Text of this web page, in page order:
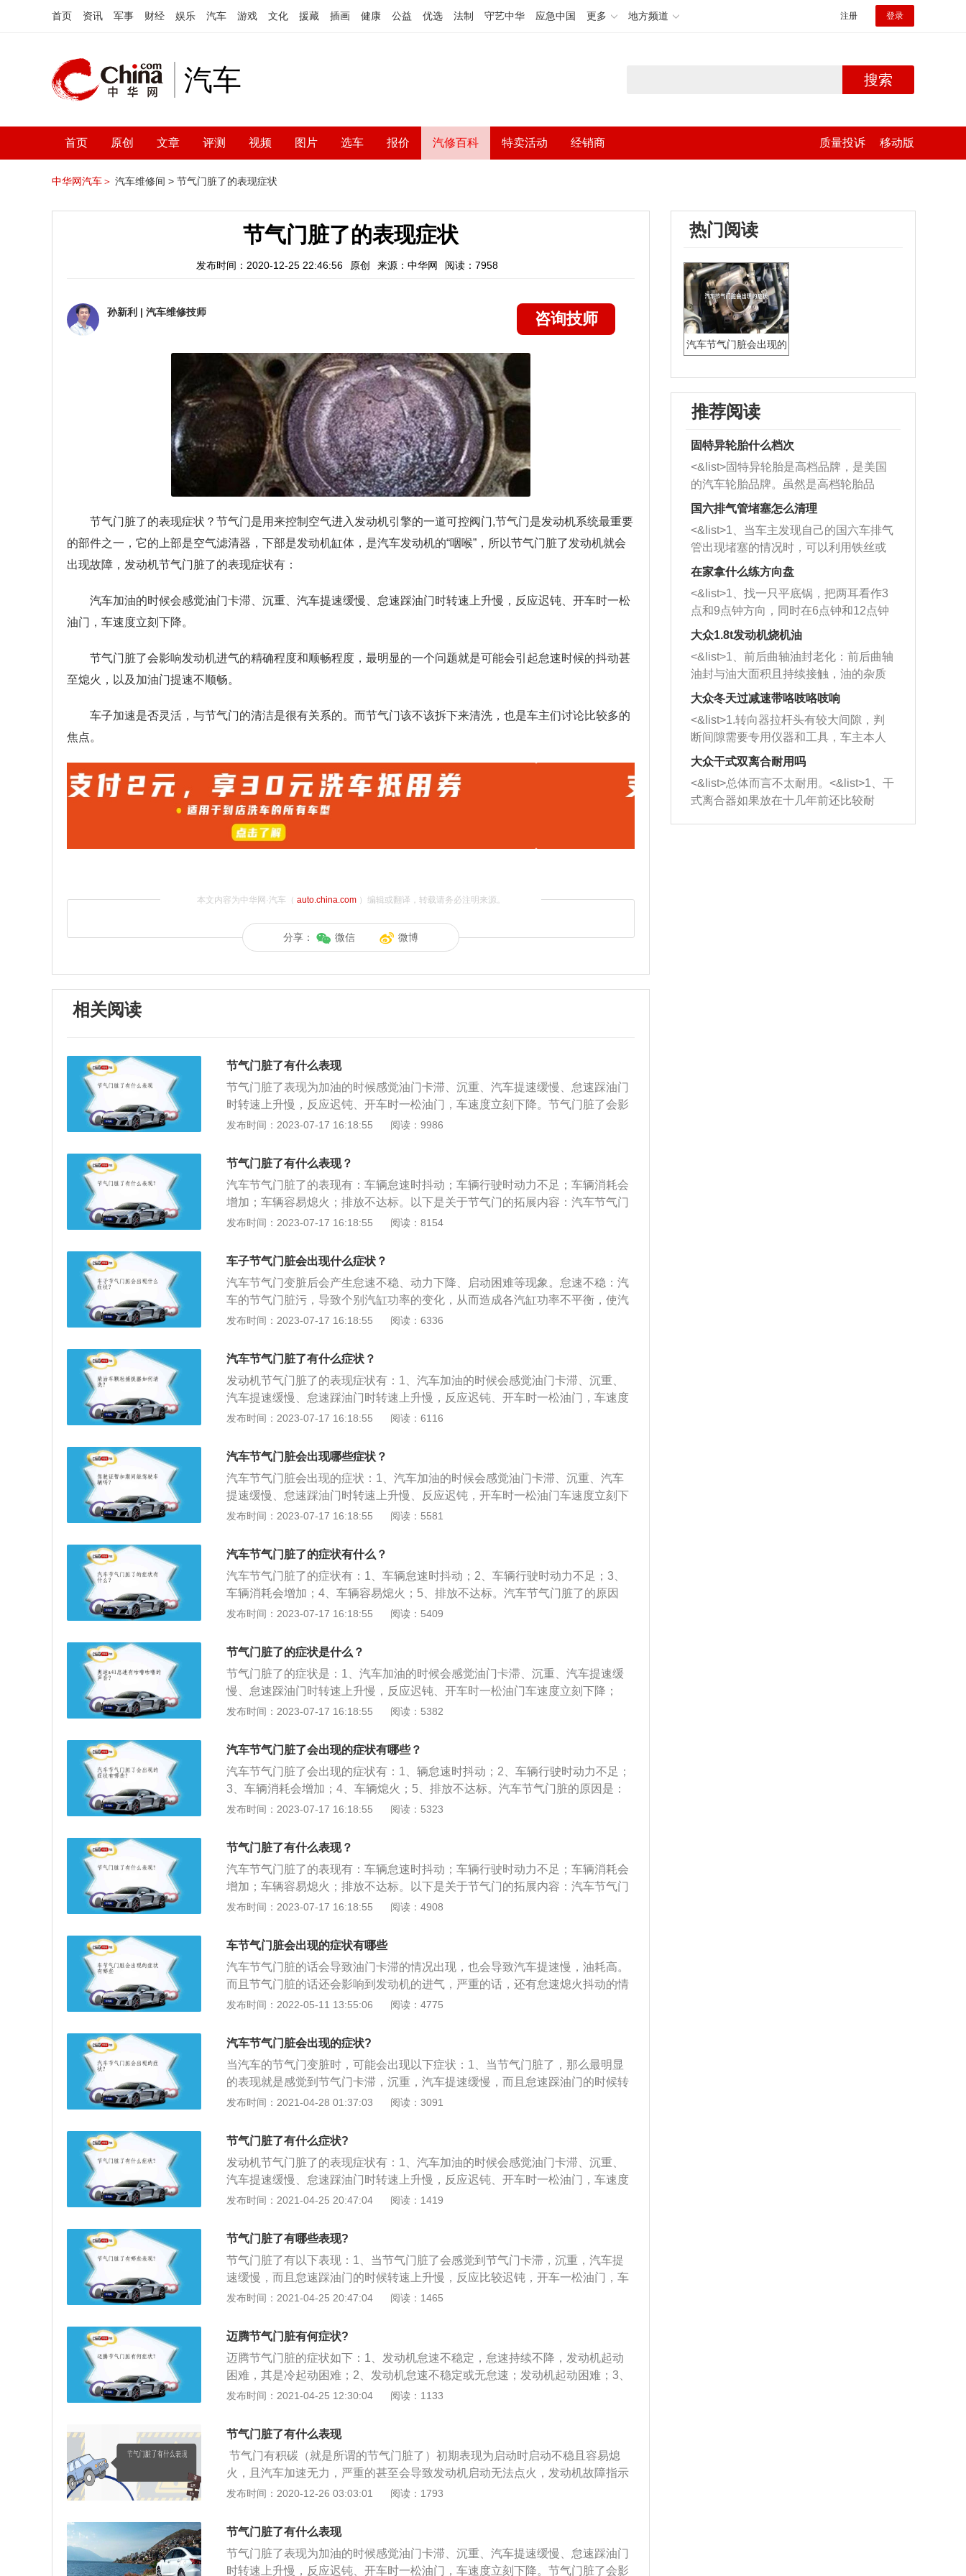
首页 资讯 军事 财经 娱乐 汽车 游戏 文化 援藏 插画 健康 公益 优选 法制 守艺中华 应急中国 更多 地方频道 注册 登录
汽车 搜索
首页 原创 文章 评测 视频 图片 选车 报价 汽修百科 特卖活动 经销商 质量投诉 移动版
中华网汽车＞ 汽车维修间 > 节气门脏了的表现症状
节气门脏了的表现症状
发布时间：2020-12-25 22:46:56 原创 来源：中华网 阅读：7958
孙新利 | 汽车维修技师 咨询技师
节气门脏了的表现症状？ 节气门是用来控制空气进入发动机引擎的一道可控阀门,节气门是发动机系统最重要
的部件之一，它的上部是空气滤清器，下部是发动机缸体，是汽车发动机的“咽喉”，所以节气门脏了发动机就会
出现故障，发动机节气门脏了的表现症状有：
汽车加油的时候会感觉油门卡滞、沉重、汽车提速缓慢、怠速踩油门时转速上升慢，反应迟钝、开车时一松
油门，车速度立刻下降。
节气门脏了会影响发动机进气的精确程度和顺畅程度，最明显的一个问题就是可能会引起怠速时候的抖动甚
至熄火，以及加油门提速不顺畅。
车子加速是否灵活，与节气门的清洁是很有关系的。而节气门该不该拆下来清洗，也是车主们讨论比较多的
焦点。
本文内容为中华网·汽车（ auto.china.com）编辑或翻译，转载请务必注明来源。
分享： 微信 微博
相关阅读
节气门脏了有什么表现
节气门脏了表现为加油的时候感觉油门卡滞、沉重、汽车提速缓慢、怠速踩油门
时转速上升慢，反应迟钝、开车时一松油门，车速度立刻下降。节气门脏了会影
响发动机进气的精确程度和顺畅程度，最明显的一个问题就是可能会引起怠速时
括汽油和空气）的主要阀门，是发动机供油系统的重要组成部分，节气门积碳会
导致发动机供油量减少，节气门一般装在发动机进气管之前，连接着发动机缸
体。节气门的推荐清理时间为每2万公里清理一次，不过具体还是根据发动机的
使用情况来定，清洗节气门时可以不拆解，但是一定要把进气的密封部位清洗干
净，怠速马达必须拆下来才能够清洗干净，喷油嘴拆卸清洗和免拆清洗各有利
气的密封部位清洗干净，怠速马达必须拆下来才能够清洗干净，喷油嘴拆解清洗
和免拆各有利弊。一般情况下维修站建议免拆洗，防止出现其他不必要的浪费，
拆下来后需要更换密封圈或者其他一些垫片的安装，或者在拆装过程中出现漏
发布时间：2023-07-17 16:18:55 阅读：9986
节气门脏了有什么表现？
汽车节气门脏了的表现有：车辆怠速时抖动；车辆行驶时动力不足；车辆消耗会
增加；车辆容易熄火；排放不达标。以下是关于节气门的拓展内容：汽车节气门
脏了的原因：进气滤芯过滤不良，周围环境灰尘大；机油质量较差，蒸发量大；
出的进气管道；将钥匙拧开，踩住油门踏板；将清洗剂喷在棉布上，对节气门内
部进行清洁；对节气门进行反复擦拭即可。
发布时间：2023-07-17 16:18:55 阅读：8154
车子节气门脏会出现什么症状？
汽车节气门变脏后会产生怠速不稳、动力下降、启动困难等现象。怠速不稳：汽
车的节气门脏污，导致个别汽缸功率的变化，从而造成各汽缸功率不平衡，使汽
车出现怠速不稳的情况，此时需要及时清洗或更换新的节气门。动力下降：节气
低，发动机可燃混合气体过浓，点火能量变少，进而导致汽车动力下降。此时需
要及时清洗或更换新的节气门。启动困难：节气门变脏可能使节气门的开度产生
误差，使有杂质的空气进入发动机燃烧室，导致汽车启动困难，需要及时清洗或
更换新的节气门。
发布时间：2023-07-17 16:18:55 阅读：6336
汽车节气门脏了有什么症状？
发动机节气门脏了的表现症状有：1、汽车加油的时候会感觉油门卡滞、沉重、
汽车提速缓慢、怠速踩油门时转速上升慢，反应迟钝、开车时一松油门，车速度
立刻下降。2、节气门脏了会影响发动机进气的精确程度和顺畅程度，最明显的
容扩展：1、主要是用车环境，进气滤芯过滤不好，周围环境灰尘大，会导致节
气门变脏。2、机油品种不行，蒸发量大，会导致节气门变脏。3、曲轴箱当中的
机油蒸汽和杂质的产生，会导致节气门变脏。4、熄火后，节气门不可能很严
密，吸入一些灰尘，积少成多，导致节气门变脏。
发布时间：2023-07-17 16:18:55 阅读：6116
汽车节气门脏会出现哪些症状？
汽车节气门脏会出现的症状：1、汽车加油的时候会感觉油门卡滞、沉重、汽车
提速缓慢、怠速踩油门时转速上升慢、反应迟钝，开车时一松油门车速度立刻下
降；2、影响发动机进气的精确程度和顺畅程度，明显的一个问题就是可能会引
车环境、进气滤芯过滤不好、周围环境灰尘大；2、机油品种不行、蒸发量大；
3、曲轴箱当中的机油蒸汽和杂质产生的；4、熄火后节气门不可能很严密，吸入
一些灰尘。
发布时间：2023-07-17 16:18:55 阅读：5581
汽车节气门脏了的症状有什么？
汽车节气门脏了的症状有：1、车辆怠速时抖动；2、车辆行驶时动力不足；3、
车辆消耗会增加；4、车辆容易熄火；5、排放不达标。汽车节气门脏了的原因
是：1、进气滤芯过滤不良，周围环境灰尘大；2、机油质量较差，蒸发量大；
除节气门出的进气管道；2、将钥匙拧开，踩住油门踏板；3、将清洗剂喷在棉布
上，对节气门内部进行清洁；4、对节气门进行反复擦拭即可。
发布时间：2023-07-17 16:18:55 阅读：5409
节气门脏了的症状是什么？
节气门脏了的症状是：1、汽车加油的时候会感觉油门卡滞、沉重、汽车提速缓
慢、怠速踩油门时转速上升慢，反应迟钝、开车时一松油门车速度立刻下降；
2、影响发动机进气的精确程度和顺畅程度，明显的一个问题就是可能会引起怠
境、进气滤芯过滤不好、周围环境灰尘大；2、机油品种不行、蒸发量大；3、曲
轴箱当中的机油蒸汽和杂质产生的；4、熄火后节气门不可能很严密，吸入一些
灰尘，积少成多。
发布时间：2023-07-17 16:18:55 阅读：5382
汽车节气门脏了会出现的症状有哪些？
汽车节气门脏了会出现的症状有：1、辆怠速时抖动；2、车辆行驶时动力不足；
3、车辆消耗会增加；4、车辆熄火；5、排放不达标。汽车节气门脏的原因是：
1、进气滤芯过滤不好，周围环境灰尘大；2、机油质量不好，蒸发量大；3、曲
门，气体进入进气管后会和汽油混合变成可燃混合气，从而燃烧形成做功，其工
作原理是：控制汽车发动机进气量，行车电脑再根据空气流量传感器的数值判断
喷油量的多少。
发布时间：2023-07-17 16:18:55 阅读：5323
节气门脏了有什么表现？
汽车节气门脏了的表现有：车辆怠速时抖动；车辆行驶时动力不足；车辆消耗会
增加；车辆容易熄火；排放不达标。以下是关于节气门的拓展内容：汽车节气门
脏了的原因：进气滤芯过滤不良，周围环境灰尘大；机油质量较差，蒸发量大；
出的进气管道；将钥匙拧开，踩住油门踏板；将清洗剂喷在棉布上，对节气门内
部进行清洁；对节气门进行反复擦拭即可。
发布时间：2023-07-17 16:18:55 阅读：4908
车节气门脏会出现的症状有哪些
汽车节气门脏的话会导致油门卡滞的情况出现，也会导致汽车提速慢，油耗高。
而且节气门脏的话还会影响到发动机的进气，严重的话，还有怠速熄火抖动的情
况出现。节气门脏的话对车子是有影响的，所以在日常驾驶中，我们要注意对汽
好，会导致节气门失效，去4S店进行拆洗就可以了。除了清洗之外，平时车主的
驾驶环境也要注意，如果是扬尘比较大的路段的话，会影响到节气门的使用，开
车的时候添加合适标号的机油，也可以延长节气门的使用寿命。
发布时间：2022-05-11 13:55:06 阅读：4775
汽车节气门脏会出现的症状?
当汽车的节气门变脏时，可能会出现以下症状：1、当节气门脏了，那么最明显
的表现就是感觉到节气门卡滞，沉重，汽车提速缓慢，而且怠速踩油门的时候转
速上升慢，反应比较迟钝，开车一松油门，车的速度就会立刻下降；2、会直接
的抖动甚至是熄火，以及加油门提速不顺畅；3、节气门脏到一定程度，已经影
响发动机的工作，就需要进行清洗了，此时行车电脑自我调节的进气量控制就不
准确了，发动机工作就可能受到影响。
发布时间：2021-04-28 01:37:03 阅读：3091
节气门脏了有什么症状?
发动机节气门脏了的表现症状有：1、汽车加油的时候会感觉油门卡滞、沉重、
汽车提速缓慢、怠速踩油门时转速上升慢，反应迟钝、开车时一松油门，车速度
立刻下降；2、节气门脏了会影响发动机进气的精确程度和顺畅程度，最明显的
3、一般做节气门的清洗周期大概为2万～3万公里左右。但也要根据车辆情况和
驾驶习惯不同而定，如果在使用过程中路况不好，或者经常低速行驶，则需要提
前换。
发布时间：2021-04-25 20:47:04 阅读：1419
节气门脏了有哪些表现?
节气门脏了有以下表现：1、当节气门脏了会感觉到节气门卡滞，沉重，汽车提
速缓慢，而且怠速踩油门的时候转速上升慢，反应比较迟钝，开车一松油门，车
的速度就会立刻下降；2、会直接影响发动机进气的精度和顺畅程度，最明显的
3、节气门脏到一定程度，已经影响发动机的工作，就需要进行清洗了，此时行
车电脑自我调节的进气量控制就不准确了，发动机工作就可能受到影响。
发布时间：2021-04-25 20:47:04 阅读：1465
迈腾节气门脏有何症状?
迈腾节气门脏的症状如下：1、发动机怠速不稳定，怠速持续不降，发动机起动
困难，其是冷起动困难；2、发动机怠速不稳定或无怠速；发动机起动困难；3、
发动机动力不足，加速性能差，运转不稳定。
发布时间：2021-04-25 12:30:04 阅读：1133
节气门脏了有什么表现
节气门有积碳（就是所谓的节气门脏了）初期表现为启动时启动不稳且容易熄
火，且汽车加速无力，严重的甚至会导致发动机启动无法点火，发动机故障指示
灯点亮。节气门是发动机上控制进气量（包括汽油和空气）的主要阀门，是发动
装在发动机进气管之前，连接着发动机缸体。节气门的推荐清理时间为每2万公
里清理一次，不过具体还是根据发动机的使用情况来定，清洗节气门时可以不拆
解，但是一定要把进气的密封部位清洗干净，怠速马达必须拆下来才能够清洗干
发布时间：2020-12-26 03:03:01 阅读：1793
节气门脏了有什么表现
节气门脏了表现为加油的时候感觉油门卡滞、沉重、汽车提速缓慢、怠速踩油门
时转速上升慢，反应迟钝、开车时一松油门，车速度立刻下降。节气门脏了会影
热门阅读
汽车节气门脏会出现的
推荐阅读
固特异轮胎什么档次
<&list>固特异轮胎是高档品牌，是美国
的汽车轮胎品牌。虽然是高档轮胎品
牌，但是中高低端的轮胎都有生产，这
也是为了更好的开拓市场。
国六排气管堵塞怎么清理
<&list>1、当车主发现自己的国六车排气
管出现堵塞的情况时，可以利用铁丝或
者是细棍，直接将杂物给取出来，如果
堵塞情况比较严重，也可以采取应急措
施。 <&list>2、直接利用木棍将所有的
杂物推到排气管里面的位置处，然后将
三元催化器拆解开，就可以将堵塞的东
西取出来。但如果是因为积碳过多引起
的堵塞，就需要将三元催化器泡在草酸
洗剂对堵塞的情况得到解决，将清洗剂
放在燃油箱中，与燃油混合后，车辆启
动时，就可以和汽油一起进入到燃烧
室，最后形成废气排出，就可以让三元
催化器得到清洗，排气管堵塞的情况就
能够得到解决。
在家拿什么练方向盘
<&list>1、找一只平底锅，把两耳看作3
点和9点钟方向，同时在6点钟和12点钟
方向做一个标记。 <&list>2、双手握住
一圈半的练习，往右同样也要打相同的
圈数。 <&list>3、最后强调要反复练
习，这样就可以形成肌肉记忆，在真实
驾驶车辆时，不需要记忆也能打好方
向。
大众1.8t发动机烧机油
<&list>1、前后曲轴油封老化：前后曲轴
油封与油大面积且持续接触，油的杂质
和发动机内持续温度变化使其密封效果
逐渐减弱，导致渗油或漏油。<&list>2、
活塞间隙过大：积碳会使活塞环与缸体
的间隙扩大，导致机油流入燃烧室中，
造成烧机油。<&list>3、机油粘度。使用
机油粘度过小的话，同样会有烧机油现
象，机油粘度过小具有很好的流动性，
大众冬天过减速带咯吱咯吱响
<&list>1.转向器拉杆头有较大间隙，判
断间隙需要专用仪器和工具，车主本人
无法制作，需要将车辆送到修理厂或4s
店；<&list>2.车辆半轴套管防尘罩破
裂，破裂后会出现漏油现象，使半轴磨
损严重，磨损的半轴容易损坏，产生异
响；<&list>3.稳定器的转向胶套和球头
大众干式双离合耐用吗
<&list>总体而言不太耐用。<&list>1、干
式离合器如果放在十几年前还比较耐